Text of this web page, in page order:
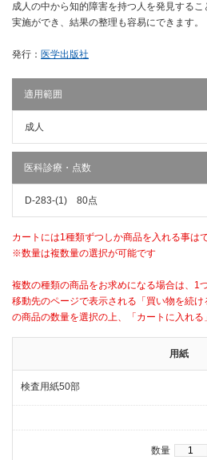
成人の中から知的障害を持つ人を発見する
実施ができ、結果の整理も容易にできます。
発行： 医学出版社
適用範囲
成人
医科診療・点数
D-283-(1) 80点
カートには1種類ずつしか商品を入れる事は
※数量は複数量の選択が可能です
複数の種類の商品をお求めになる場合は、1
移動先のページで表示される「買い物を続
の商品の数量を選択の上、「カートに入れる
用紙
検査用紙50部
数量